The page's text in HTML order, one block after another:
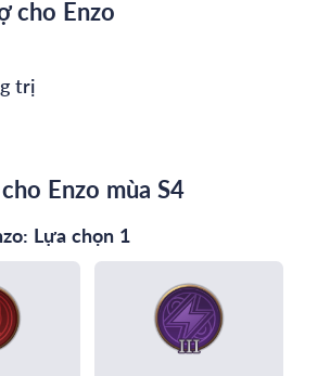
cho Enzo
trị
Enzo mùa S4
Lựa chọn 1